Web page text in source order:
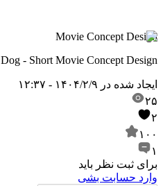
Movie Concept Design
Dog - Short Movie Concept Design
ایجاد شده در ۱۴۰۴/۲/۹ - ۱۲:۳۷
۲۵
۲
۱۰۰
۱
برای ثبت نظر باید
وارد حسابت بشی